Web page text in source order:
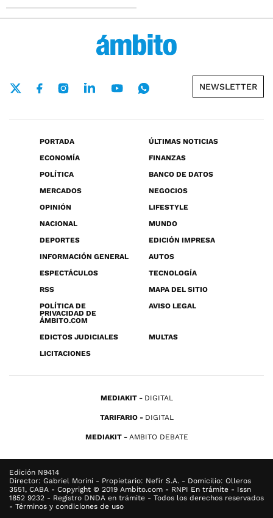
NEWSLETTER
PORTADA
ÚLTIMAS NOTICIAS
ECONOMÍA
FINANZAS
POLÍTICA
BANCO DE DATOS
MERCADOS
NEGOCIOS
OPINIÓN
LIFESTYLE
NACIONAL
MUNDO
DEPORTES
EDICIÓN IMPRESA
INFORMACIÓN GENERAL
AUTOS
ESPECTÁCULOS
TECNOLOGÍA
RSS
MAPA DEL SITIO
POLÍTICA DE
PRIVACIDAD DE
ÁMBITO.COM
AVISO LEGAL
EDICTOS JUDICIALES
MULTAS
LICITACIONES
MEDIAKIT DIGITAL
TARIFARIO DIGITAL
MEDIAKIT AMBITO DEBATE
Edición N9414
Director: Gabriel Morini - Propietario: Nefir S.A. - Domicilio: Olleros
3551, CABA - Copyright © 2019 Ambito.com - RNPI En trámite - Issn
1852 9232 - Registro DNDA en trámite - Todos los derechos reservados
- Términos y condiciones de uso